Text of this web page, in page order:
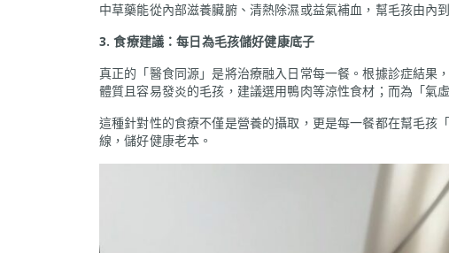
中草藥能從內部滋養臟腑、清熱除濕或益氣補血，幫毛孩由內
3. 食療建議：每日為毛孩儲好健康底子
真正的「醫食同源」是將治療融入日常每一餐。根據診症結果
體質且容易發炎的毛孩，建議選用鴨肉等涼性食材；而為「氣
這種針對性的食療不僅是營養的攝取，更是每一餐都在幫毛孩
線，儲好健康老本。